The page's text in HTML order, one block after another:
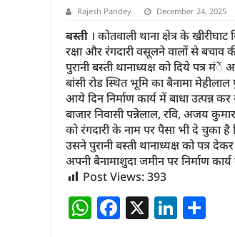
Rajesh Pandey December 24, 2025
बस्ती । कोतवाली थाना क्षेत्र के
रक्षा और रंगदारी वसूलने वालों से बचाव
पुरानी बस्ती थानाध्यक्ष को दिये पत्र
बांसी रोड स्थित भूमि का बैनामा
आये दिन निर्माण कार्य में बाधा उत्पन्न
बाजार निवासी पन्नेलाल, रवि, अजय
को रंगदारी के नाम पर पैसा भी दे चुका है
उसने पुरानी बस्ती थानाध्यक्ष को पत्र
अपनी बैनामाशुदा जमीन पर निर्माण
Post Views:393
W F X Li